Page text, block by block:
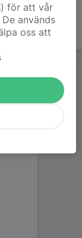
för att vår
används
oss att